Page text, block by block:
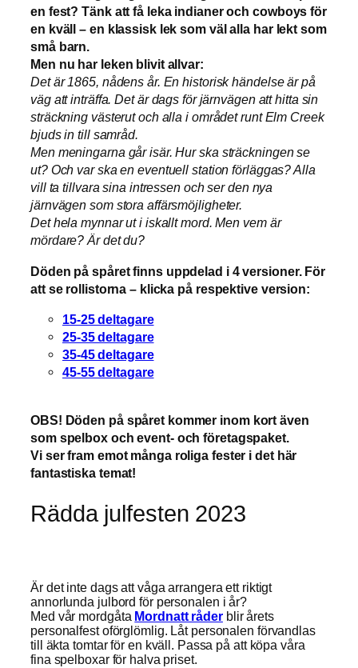
en fest? Tänk att få leka indianer och cowboys för
en kväll – en klassisk lek som väl alla har lekt som
små barn.
Men nu har leken blivit allvar:
Det är 1865, nådens år. En historisk händelse är på
väg att inträffa. Det är dags för järnvägen att hitta sin
sträckning västerut och alla i området runt Elm Creek
bjuds in till samråd.
Men meningarna går isär. Hur ska sträckningen se
ut? Och var ska en eventuell station förläggas? Alla
vill ta tillvara sina intressen och ser den nya
järnvägen som stora affärsmöjligheter.
Det hela mynnar ut i iskallt mord. Men vem är
mördare? Är det du?
Döden på spåret finns uppdelad i 4 versioner. För
att se rollistorna – klicka på respektive version:
15-25 deltagare
25-35 deltagare
35-45 deltagare
45-55 deltagare
OBS! Döden på spåret kommer inom kort även
som spelbox och event- och företagspaket.
Vi ser fram emot många roliga fester i det här
fantastiska temat!
Rädda julfesten 2023
Är det inte dags att våga arrangera ett riktigt
annorlunda julbord för personalen i år?
Med vår mordgåta Mordnatt råderblir årets
personalfest oförglömlig. Låt personalen förvandlas
till äkta tomtar för en kväll. Passa på att köpa våra
fina spelboxar för halva priset.